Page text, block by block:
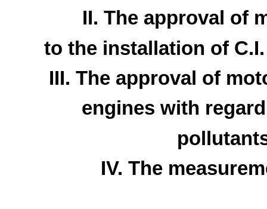
II. The approval of
to the installation of
III. The approval of
engines with
IV. The